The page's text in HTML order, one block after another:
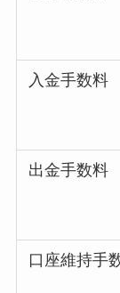
入金手数料
出金手数料
口座維持手